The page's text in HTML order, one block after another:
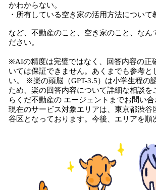
かわからない。
・所有している空き家の活用方法について
など、不動産のこと、空き家のこと、なん
ださい。
※AIの精度は完璧ではなく、回答内容の正
いては保証できません。あくまでも参考と
い。 ※楽の頭脳（GPT-3.5）は小学生程の
ため、楽の回答内容について詳細な相談を
らくだ不動産の エージェントまでお問い
現在のサービス対象エリアは、東京都渋谷
谷区となっております。今後、エリアを順